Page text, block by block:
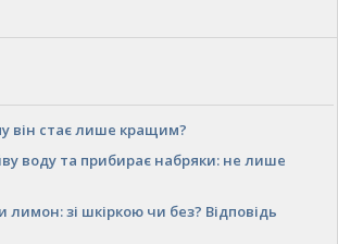
він стає лише кращим?
воду та прибирає набряки: не лише
лимон: зі шкіркою чи без? Відповідь